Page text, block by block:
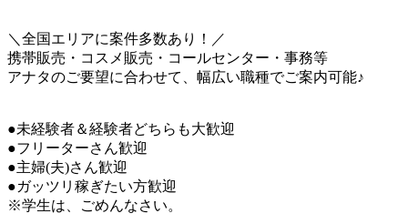
＼全国エリアに案件多数あり！／
携帯販売・コスメ販売・コールセンター・事務等
アナタのご要望に合わせて、幅広い職種でご案内可能♪
●未経験者＆経験者どちらも大歓迎
●フリーターさん歓迎
●主婦(夫)さん歓迎
●ガッツリ稼ぎたい方歓迎
※学生は、ごめんなさい。